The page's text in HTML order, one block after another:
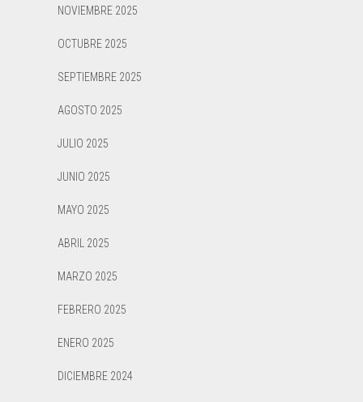
NOVIEMBRE 2025
OCTUBRE 2025
SEPTIEMBRE 2025
AGOSTO 2025
JULIO 2025
JUNIO 2025
MAYO 2025
ABRIL 2025
MARZO 2025
FEBRERO 2025
ENERO 2025
DICIEMBRE 2024